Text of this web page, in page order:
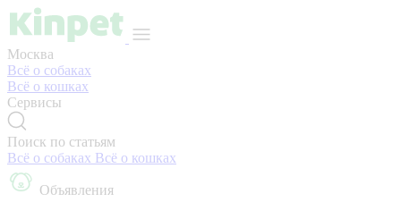
Москва
Всё о собаках
Всё о кошках
Сервисы
Поиск по статьям
Всё о собаках Всё о кошках
Объявления